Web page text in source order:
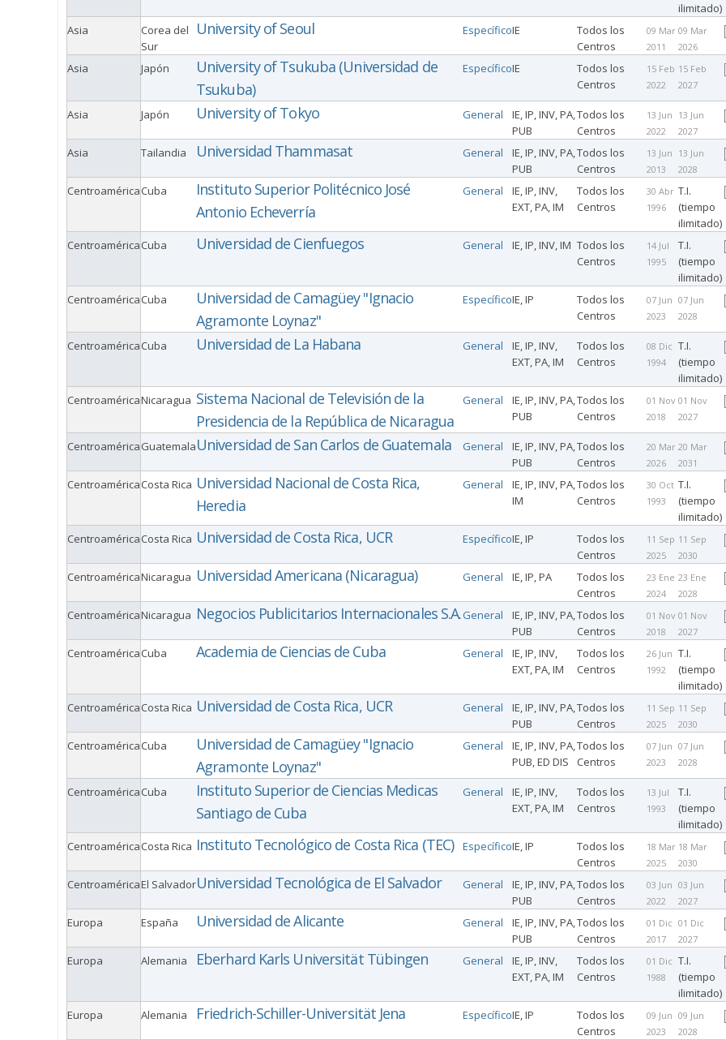
ilimitado)
Asia
Corea del
Sur
University of Seoul EspecíficoIE
Todos los
Centros
09 Mar
2011
09 Mar
2026
Asia Japón
University of Tsukuba (Universidad de
Tsukuba)
EspecíficoIE
Todos los
Centros
15 Feb
2022
15 Feb
2027
Asia Japón University of Tokyo General
IE, IP, INV, PA,
PUB
Todos los
Centros
13 Jun
2022
13 Jun
2027
Asia Tailandia Universidad Thammasat General
IE, IP, INV, PA,
PUB
Todos los
Centros
13 Jun
2013
13 Jun
2028
CentroaméricaCuba
Instituto Superior Politécnico José
Antonio Echeverría
General
IE, IP, INV,
EXT, PA, IM
Todos los
Centros
30 Abr
1996
T.I.
(tiempo
ilimitado)
CentroaméricaCuba Universidad de Cienfuegos General IE, IP, INV, IM Todos los
Centros
14 Jul
1995
T.I.
(tiempo
ilimitado)
CentroaméricaCuba
Universidad de Camagüey "Ignacio
Agramonte Loynaz"
EspecíficoIE, IP
Todos los
Centros
07 Jun
2023
07 Jun
2028
CentroaméricaCuba Universidad de La Habana General
IE, IP, INV,
EXT, PA, IM
Todos los
Centros
08 Dic
1994
T.I.
(tiempo
ilimitado)
CentroaméricaNicaragua Sistema Nacional de Televisión de la
Presidencia de la República de Nicaragua
General
IE, IP, INV, PA,
PUB
Todos los
Centros
01 Nov
2018
01 Nov
2027
CentroaméricaGuatemalaUniversidad de San Carlos de Guatemala General
IE, IP, INV, PA,
PUB
Todos los
Centros
20 Mar
2026
20 Mar
2031
CentroaméricaCosta Rica Universidad Nacional de Costa Rica,
Heredia
General
IE, IP, INV, PA,
IM
Todos los
Centros
30 Oct
1993
T.I.
(tiempo
ilimitado)
CentroaméricaCosta Rica Universidad de Costa Rica, UCR EspecíficoIE, IP
Todos los
Centros
11 Sep
2025
11 Sep
2030
CentroaméricaNicaragua Universidad Americana (Nicaragua) General IE, IP, PA
Todos los
Centros
23 Ene
2024
23 Ene
2028
CentroaméricaNicaragua Negocios Publicitarios Internacionales S.A.General
IE, IP, INV, PA,
PUB
Todos los
Centros
01 Nov
2018
01 Nov
2027
CentroaméricaCuba Academia de Ciencias de Cuba General
IE, IP, INV,
EXT, PA, IM
Todos los
Centros
26 Jun
1992
T.I.
(tiempo
ilimitado)
CentroaméricaCosta Rica Universidad de Costa Rica, UCR General
IE, IP, INV, PA,
PUB
Todos los
Centros
11 Sep
2025
11 Sep
2030
CentroaméricaCuba
Universidad de Camagüey "Ignacio
Agramonte Loynaz"
General
IE, IP, INV, PA,
PUB, ED DIS
Todos los
Centros
07 Jun
2023
07 Jun
2028
CentroaméricaCuba
Instituto Superior de Ciencias Medicas
Santiago de Cuba
General
IE, IP, INV,
EXT, PA, IM
Todos los
Centros
13 Jul
1993
T.I.
(tiempo
ilimitado)
CentroaméricaCosta Rica Instituto Tecnológico de Costa Rica (TEC) EspecíficoIE, IP
Todos los
Centros
18 Mar
2025
18 Mar
2030
CentroaméricaEl SalvadorUniversidad Tecnológica de El Salvador General
IE, IP, INV, PA,
PUB
Todos los
Centros
03 Jun
2022
03 Jun
2027
Europa España Universidad de Alicante General
IE, IP, INV, PA,
PUB
Todos los
Centros
01 Dic
2017
01 Dic
2027
Europa Alemania Eberhard Karls Universität Tübingen General
IE, IP, INV,
EXT, PA, IM
Todos los
Centros
01 Dic
1988
T.I.
(tiempo
ilimitado)
Europa
Alemania Friedrich-Schiller-Universität Jena EspecíficoIE, IP
Todos los
Centros
09 Jun
2023
09 Jun
2028